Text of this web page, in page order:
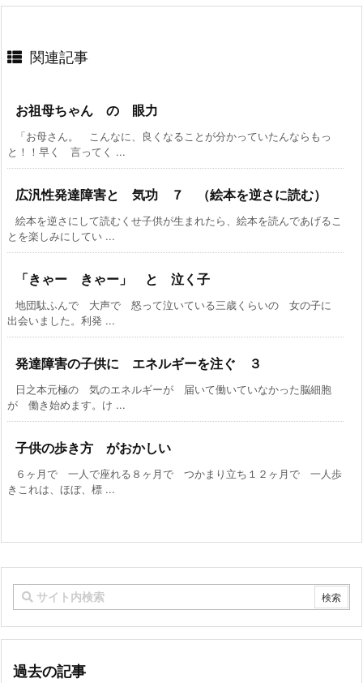
関連記事
お祖母ちゃん の 眼力
「お母さん。 こんなに、良くなることが分かっていたんならもっ
と！！早く 言ってく ...
広汎性発達障害と 気功 ７ （絵本を逆さに読む）
絵本を逆さにして読むくせ子供が生まれたら、絵本を読んであげるこ
とを楽しみにしてい ...
「きゃー きゃー」 と 泣く子
地団駄ふんで 大声で 怒って泣いている三歳くらいの 女の子に
出会いました。利発 ...
発達障害の子供に エネルギーを注ぐ ３
日之本元極の 気のエネルギーが 届いて働いていなかった脳細胞
が 働き始めます。け ...
子供の歩き方 がおかしい
６ヶ月で 一人で座れる８ヶ月で つかまり立ち１２ヶ月で 一人歩
きこれは、ほぼ、標 ...
過去の記事